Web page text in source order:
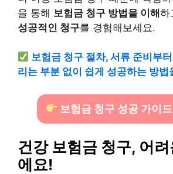
을 통해 보험금 청구 방법을 이해하
성공적인 청구를 경험해보세요.
보험금 청구 절차, 서류 준비부
리는 부분 없이 쉽게 성공하는 방법
보험금 청구 성공 가이
건강 보험금 청구, 어
에요!